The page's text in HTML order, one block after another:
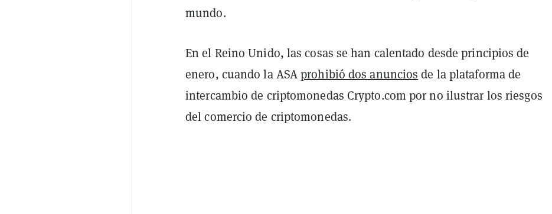
mundo.
En el Reino Unido, las cosas se han calentado desde principios de
enero, cuando la ASAprohibió dos anuncios de la plataforma de
intercambio de criptomonedas Crypto.com por no ilustrar los riesgos
del comercio de criptomonedas.